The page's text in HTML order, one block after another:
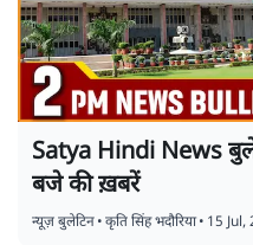
Satya Hindi News
बजे की ख़बरें
न्यूज़ बुलेटिन•कृति सिंह भदौरिया• 15 Jul,